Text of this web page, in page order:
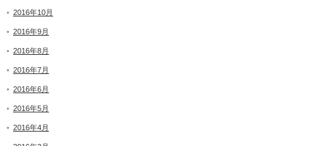
2016年10月
2016年9月
2016年8月
2016年7月
2016年6月
2016年5月
2016年4月